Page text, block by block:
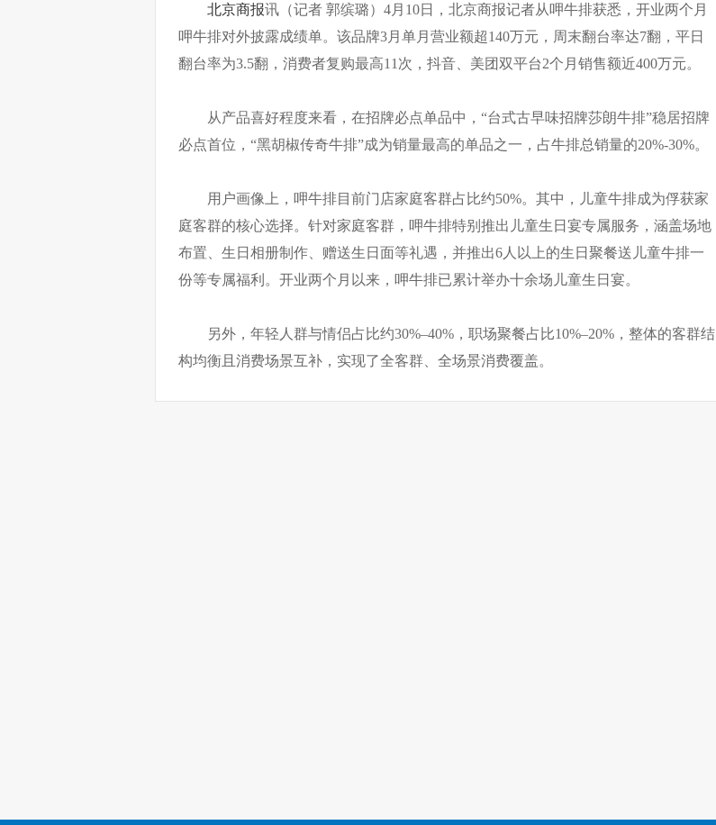
北京商报讯（记者 郭缤璐）4月10日，北京商报记者从呷牛排获悉，开业两个月
呷牛排对外披露成绩单。该品牌3月单月营业额超140万元，周末翻台率达7翻，平日
翻台率为3.5翻，消费者复购最高11次，抖音、美团双平台2个月销售额近400万元。
从产品喜好程度来看，在招牌必点单品中，“台式古早味招牌莎朗牛排”稳居招牌
必点首位，“黑胡椒传奇牛排”成为销量最高的单品之一，占牛排总销量的20%-30%。
用户画像上，呷牛排目前门店家庭客群占比约50%。其中，儿童牛排成为俘获家
庭客群的核心选择。针对家庭客群，呷牛排特别推出儿童生日宴专属服务，涵盖场地
布置、生日相册制作、赠送生日面等礼遇，并推出6人以上的生日聚餐送儿童牛排一
份等专属福利。开业两个月以来，呷牛排已累计举办十余场儿童生日宴。
另外，年轻人群与情侣占比约30%–40%，职场聚餐占比10%–20%，整体的客群结
构均衡且消费场景互补，实现了全客群、全场景消费覆盖。